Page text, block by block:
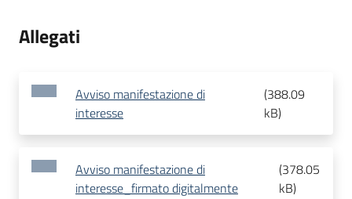
Allegati
Avviso manifestazione di
interesse
(388.09
kB)
Avviso manifestazione di
interesse_firmato digitalmente
(378.05
kB)